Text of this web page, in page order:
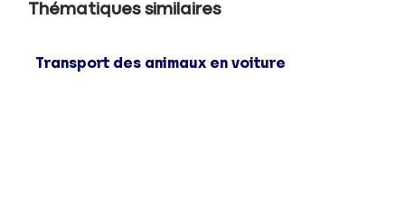
Thématiques similaires
Transport des animaux en voiture